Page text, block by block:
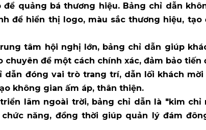
để quảng bá thương hiệu. Bảng chỉ dẫn
để hiển thị logo, màu sắc thương hiệu, tạo
tâm hội nghị lớn, bảng chỉ dẫn giúp
chuyên đề một cách chính xác, đảm bảo tiến
dẫn đóng vai trò trang trí, dẫn lối khách mời
không gian ấm áp, thân thiện.
lãm ngoài trời, bảng chỉ dẫn là "kim chỉ
năng, đồng thời giúp quản lý đám